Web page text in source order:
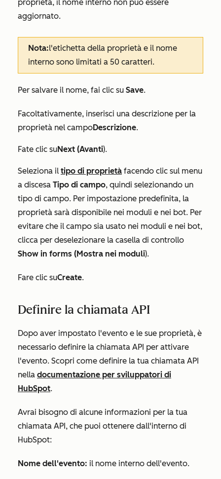
proprietà, il nome interno non può essere
aggiornato.
Nota:l'etichetta della proprietà e il nome
interno sono limitati a 50 caratteri.
Per salvare il nome, fai clic su Save.
Facoltativamente, inserisci una descrizione per la
proprietà nel campoDescrizione.
Fate clic suNext (Avanti).
Seleziona il tipo di proprietà facendo clic sul menu
a discesa Tipo di campo, quindi selezionando un
tipo di campo. Per impostazione predefinita, la
proprietà sarà disponibile nei moduli e nei bot. Per
evitare che il campo sia usato nei moduli e nei bot,
clicca per deselezionare la casella di controllo
Show in forms (Mostra nei moduli).
Fare clic suCreate.
Definire la chiamata API
Dopo aver impostato l'evento e le sue proprietà, è
necessario definire la chiamata API per attivare
l'evento. Scopri come definire la tua chiamata API
nella documentazione per sviluppatori di
HubSpot.
Avrai bisogno di alcune informazioni per la tua
chiamata API, che puoi ottenere dall'interno di
HubSpot:
Nome dell'evento: il nome interno dell'evento.